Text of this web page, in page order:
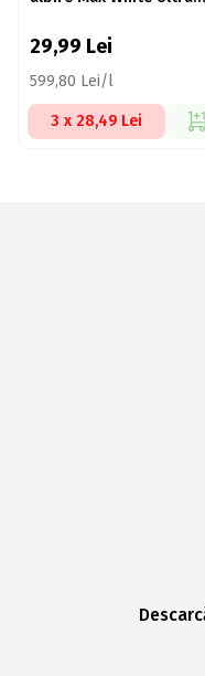
29,99 Lei
599,80 Lei/l
3 x 28,49 Lei